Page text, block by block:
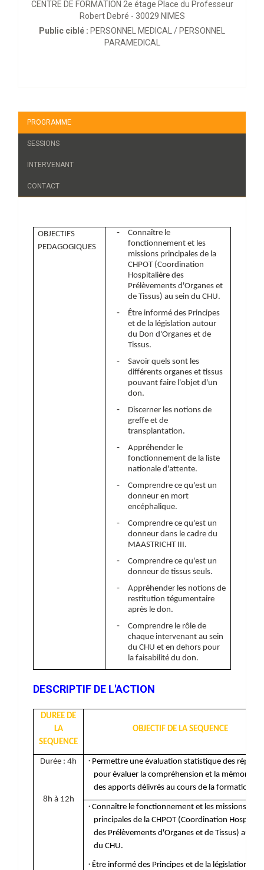
CENTRE DE FORMATION 2e étage Place du Professeur
Robert Debré - 30029 NIMES
Public ciblé : PERSONNEL MEDICAL / PERSONNEL
PARAMEDICAL
PROGRAMME
SESSIONS
INTERVENANT
CONTACT
OBJECTIFS
PEDAGOGIQUES
-
Connaître le
fonctionnement et les
missions principales de la
CHPOT (Coordination
Hospitalière des
Prélèvements d'Organes et
de Tissus) au sein du CHU.
-
Être informé des Principes
et de la législation autour
du Don d'Organes et de
Tissus.
-
Savoir quels sont les
différents organes et tissus
pouvant faire l'objet d'un
don.
-
Discerner les notions de
greffe et de
transplantation.
-
Appréhender le
fonctionnement de la liste
nationale d'attente.
-
Comprendre ce qu'est un
donneur en mort
encéphalique.
-
Comprendre ce qu'est un
donneur dans le cadre du
MAASTRICHT III.
-
Comprendre ce qu'est un
donneur de tissus seuls.
-
Appréhender les notions de
restitution tégumentaire
après le don.
-
Comprendre le rôle de
chaque intervenant au sein
du CHU et en dehors pour
la faisabilité du don.
DESCRIPTIF DE L'ACTION
DUREE DE
LA
SEQUENCE
OBJECTIF DE LA SEQUENCE
Durée : 4h
8h à 12h
· Permettre une évaluation statistique des
pour évaluer la compréhension et la
des apports délivrés au cours de la formation
· Connaître le fonctionnement et les missions
principales de la CHPOT (Coordination
des Prélèvements d'Organes et de Tissus) au
du CHU.
· Être informé des Principes et de la législation